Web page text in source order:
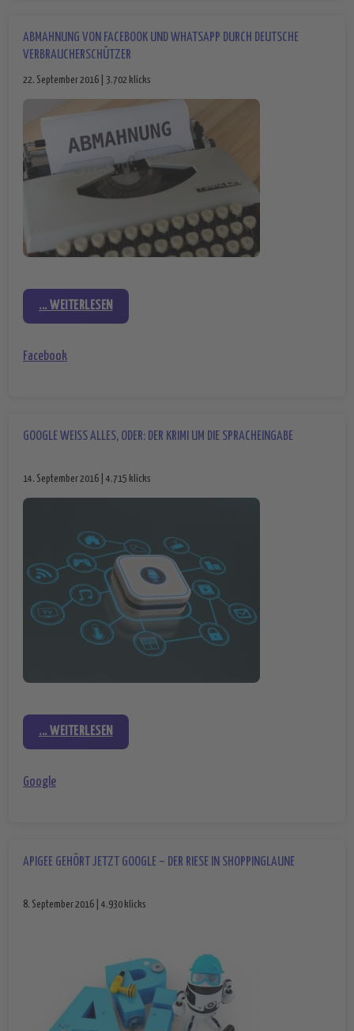
ABMAHNUNG VON FACEBOOK UND WHATSAPP DURCH DEUTSCHE
VERBRAUCHERSCHÜTZER
22. September 2016 | 3.702 klicks
... WEITERLESEN
Facebook
GOOGLE WEISS ALLES, ODER: DER KRIMI UM DIE SPRACHEINGABE
14. September 2016 | 4.715 klicks
... WEITERLESEN
Google
APIGEE GEHÖRT JETZT GOOGLE – DER RIESE IN SHOPPINGLAUNE
8. September 2016 | 4.930 klicks